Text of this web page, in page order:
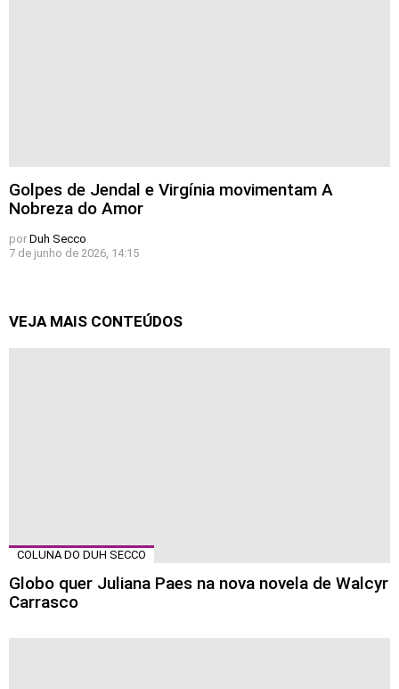
Golpes de Jendal e Virgínia movimentam A
Nobreza do Amor
por Duh Secco
7 de junho de 2026, 14:15
VEJA MAIS CONTEÚDOS
COLUNA DO DUH SECCO
Globo quer Juliana Paes na nova novela de Walcyr
Carrasco